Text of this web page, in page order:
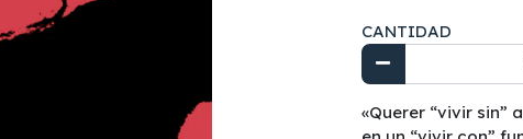
CANTIDAD
«Querer “vivir sin”